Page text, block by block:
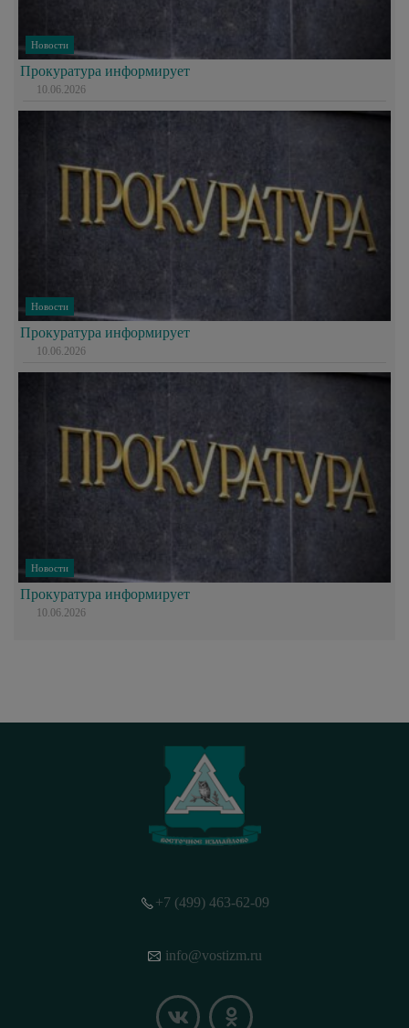
Новости
Прокуратура информирует
10.06.2026
Новости
Прокуратура информирует
10.06.2026
Новости
Прокуратура информирует
10.06.2026
+7 (499) 463-62-09
info@vostizm.ru